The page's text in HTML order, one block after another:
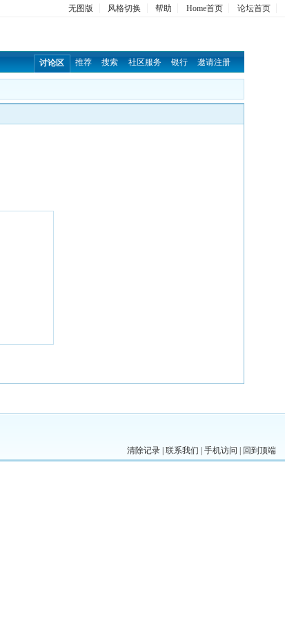
无图版 风格切换 帮助 Home首页 论坛首页
讨论区 推荐 搜索 社区服务 银行 邀请注册
清除记录| 联系我们 手机访问 回到顶端